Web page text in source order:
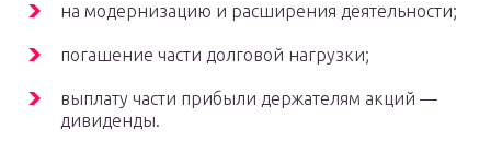
на модернизацию и расширения деятельности;
погашение части долговой нагрузки;
выплату части прибыли держателям акций —
дивиденды.